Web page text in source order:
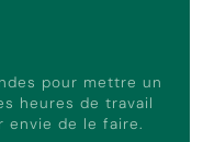
pour mettre un
heures de travail
envie de le faire.